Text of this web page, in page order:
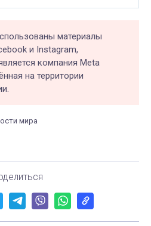
материалы
и Instagram,
компания Meta
на территории
мира